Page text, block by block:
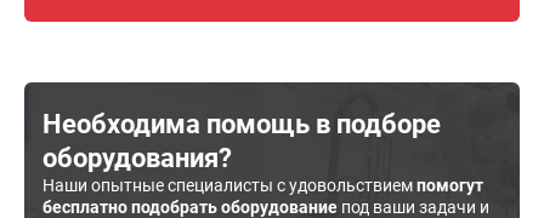
Необходима помощь в подборе
оборудования?
Наши опытные специалисты с удовольствиемпомогут
бесплатно подобрать оборудование под ваши задачи и